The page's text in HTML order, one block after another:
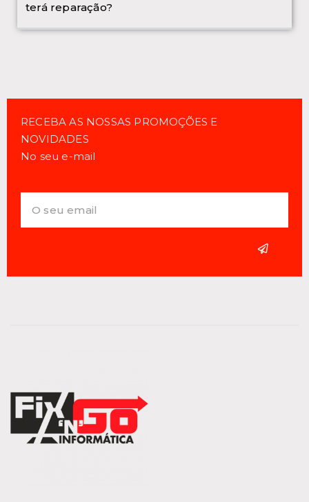
terá reparação?
RECEBA AS NOSSAS PROMOÇÕES E
NOVIDADES
No seu e-mail